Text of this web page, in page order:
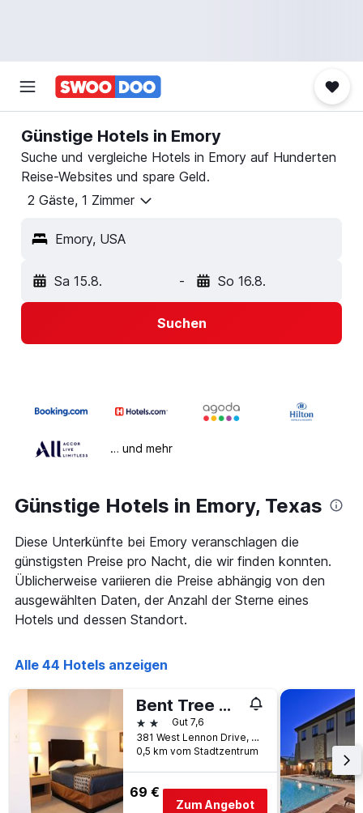
Günstige Hotels in Emory
Suche und vergleiche Hotels in Emory auf Hunderten
Reise-Websites und spare Geld.
2 Gäste, 1 Zimmer
Emory, USA
Sa 15.8. - So 16.8.
Suchen
… und mehr
Günstige Hotels in Emory, Texas
Diese Unterkünfte bei Emory veranschlagen die
günstigsten Preise pro Nacht, die wir finden konnten.
Üblicherweise variieren die Preise abhängig von den
ausgewählten Daten, der Anzahl der Sterne eines
Hotels und dessen Standort.
Alle 44 Hotels anzeigen
Bent Tree Motel
2 SterneGut 7,6
381 West Lennon Drive, Emory, TX, USA
0,5 km vom Stadtzentrum
69 €
Zum Angebot